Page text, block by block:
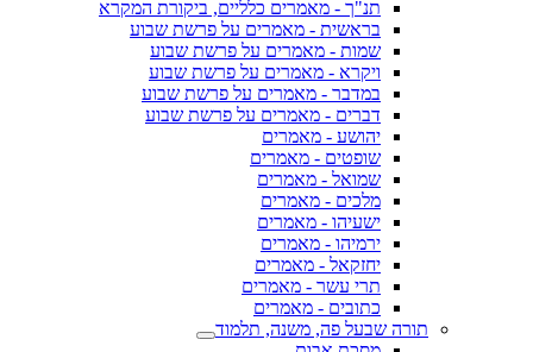
תנ"ך - מאמרים כלליים, ביקורת המקרא
בראשית - מאמרים על פרשת שבוע
שמות - מאמרים על פרשת שבוע
ויקרא - מאמרים על פרשת שבוע
במדבר - מאמרים על פרשת שבוע
דברים - מאמרים על פרשת שבוע
יהושע - מאמרים
שופטים - מאמרים
שמואל - מאמרים
מלכים - מאמרים
ישעיהו - מאמרים
ירמיהו - מאמרים
יחזקאל - מאמרים
תרי עשר - מאמרים
כתובים - מאמרים
תורה שבעל פה, משנה, תלמוד